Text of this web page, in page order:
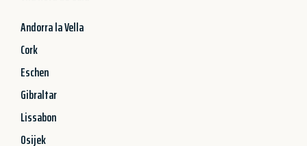
Andorra la Vella
Cork
Eschen
Gibraltar
Lissabon
Osijek